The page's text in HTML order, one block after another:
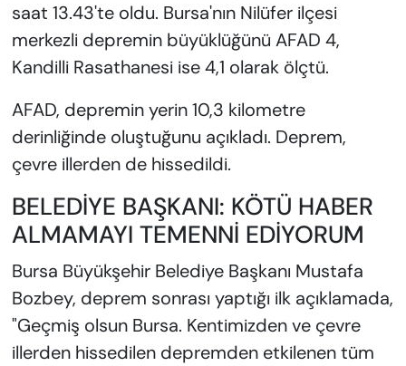
saat 13.43'te oldu. Bursa'nın Nilüfer ilçesi
merkezli depremin büyüklüğünü AFAD 4,
Kandilli Rasathanesi ise 4,1 olarak ölçtü.
AFAD, depremin yerin 10,3 kilometre
derinliğinde oluştuğunu açıkladı. Deprem,
çevre illerden de hissedildi.
BELEDİYE BAŞKANI: KÖTÜ HABER
ALMAMAYI TEMENNİ EDİYORUM
Bursa Büyükşehir Belediye Başkanı Mustafa
Bozbey, deprem sonrası yaptığı ilk açıklamada,
"Geçmiş olsun Bursa. Kentimizden ve çevre
illerden hissedilen depremden etkilenen tüm
VAN VE DİYARBAKIR HABERLERİ